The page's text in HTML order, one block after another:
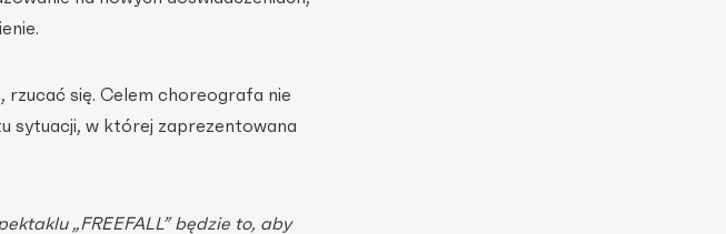
rzucać się. Celem choreografa nie
sytuacji, w której zaprezentowana
„FREEFALL” będzie to, aby